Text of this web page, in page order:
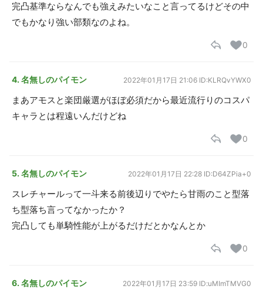
完凸基準ならなんでも強えみたいなこと言ってるけどその中
でもかなり強い部類なのよね。
0
4. 名無しのパイモン 2022年01月17日 21:06 ID:KLRQvYWX0
まあアモスと楽団厳選がほぼ必須だから最近流行りのコスパ
キャラとは程遠いんだけどね
0
5. 名無しのパイモン 2022年01月17日 22:28 ID:D64ZPia+0
スレチャールって一斗来る前後辺りでやたら甘雨のこと型落
ち型落ち言ってなかったか？
完凸しても単騎性能が上がるだけだとかなんとか
0
6. 名無しのパイモン 2022年01月17日 23:59 ID:uMImTMVG0